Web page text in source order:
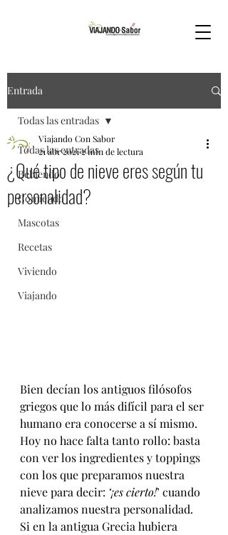
Entrada
Todas las entradas
Bebiendo
Comiendo
Mascotas
Recetas
Viviendo
Viajando
Todas las entradas
¿Qué tipo de nieve eres según tu
personalidad?
Viajando Con Sabor
21 abr 20212 min de lectura
Bien decían los antiguos filósofos
griegos que lo más difícil para el ser
humano era conocerse a sí mismo.
Hoy no hace falta tanto rollo: basta
con ver los ingredientes y toppings
con los que preparamos nuestra
nieve para decir: ‘¡es cierto!’ cuando
analizamos nuestra personalidad.
Si en la antigua Grecia hubiera